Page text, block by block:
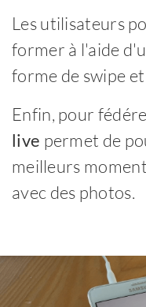
Les utilisateurs
former à l'aide
forme de swipe
Enfin, pour
live permet de
meilleurs
avec des photos.